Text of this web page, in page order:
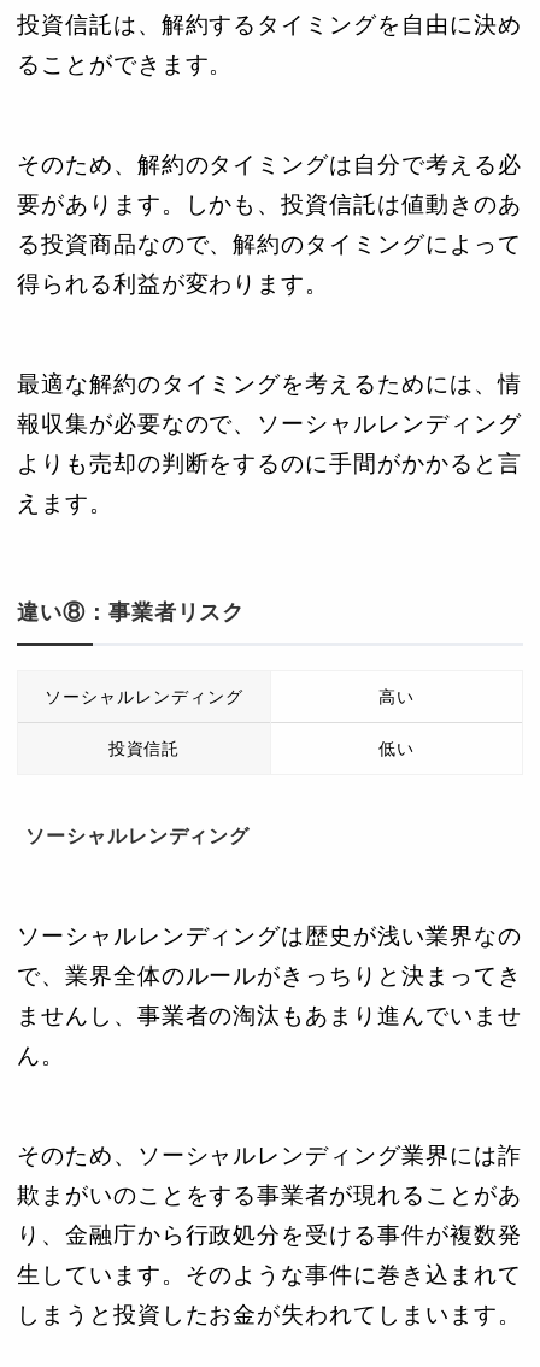
投資信託は、解約するタイミングを自由に決め
ることができます。
そのため、解約のタイミングは自分で考える必
要があります。しかも、投資信託は値動きのあ
る投資商品なので、解約のタイミングによって
得られる利益が変わります。
最適な解約のタイミングを考えるためには、情
報収集が必要なので、ソーシャルレンディング
よりも売却の判断をするのに手間がかかると言
えます。
違い⑧：事業者リスク
ソーシャルレンディング 高い
投資信託 低い
ソーシャルレンディング
ソーシャルレンディングは歴史が浅い業界なの
で、業界全体のルールがきっちりと決まってき
ませんし、事業者の淘汰もあまり進んでいませ
ん。
そのため、ソーシャルレンディング業界には詐
欺まがいのことをする事業者が現れることがあ
り、金融庁から行政処分を受ける事件が複数発
生しています。そのような事件に巻き込まれて
しまうと投資したお金が失われてしまいます。